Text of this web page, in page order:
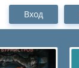
Вход